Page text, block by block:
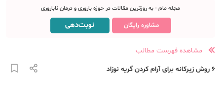
مجله مام - به روزترین مقالات در حوزه باروری و درمان ناباروری
مشاوره رایگان نوبت‌دهی
مشاهده فهرست مطالب
۶ روش زیرکانه برای آرام کردن گریه نوزاد